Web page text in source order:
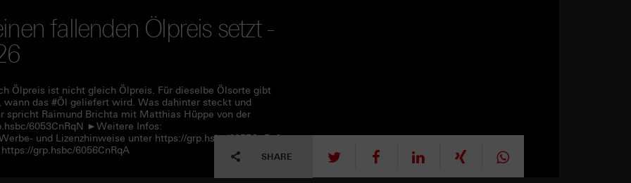
fallenden Ölpreis setzt -
Ölpreis ist nicht gleich Ölpreis. Für dieselbe Ölsorte gibt
das #Öl geliefert wird. Was dahinter steckt und
spricht Raimund Brichta mit Matthias Hüppe von der
6053CnRqN ►Weitere Infos:
und Lizenzhinweise unter https://grp.hsbc/6055CnRqf
grp.hsbc/6056CnRqA
SHARE tweet mitteilen